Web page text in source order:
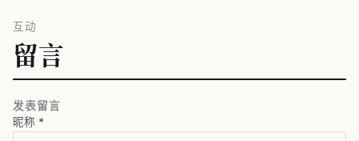
互动
留言
发表留言
昵称 *